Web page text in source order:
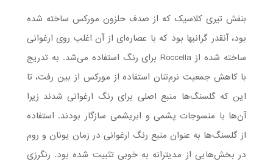
بنفش تیری کلاسیک که از صدف حلزون مورکس ساخته شده
بود، آنقدر گرانبها بود که با عصاره‌ای از آن اغلب روی ارغوانی
ساخته شده از Roccella برای رنگ استفاده می‌شد. به تدریج
با کاهش جمعیت نرم‌تنان استفاده از مورکس از بین رفت، تا
این که گلسنگ‌ها منبع اصلی برای رنگ ارغوانی شدند زیرا
آن‌ها با منسوجات پشمی و ابریشمی سازگار بودند. استفاده
از گلسنگ‌ها به عنوان منبع رنگ ارغوانی در زمان یونان و روم
در بخش‌هایی از مدیترانه به خوبی تثبیت شده بود. رنگرزی